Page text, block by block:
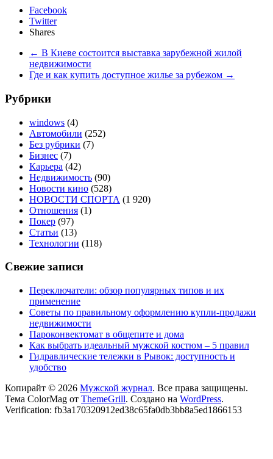
Facebook
Twitter
Shares
← В Киеве состоится выставка зарубежной жилой
недвижимости
Где и как купить доступное жилье за рубежом →
Рубрики
windows (4)
Автомобили (252)
Без рубрики (7)
Бизнес (7)
Карьера (42)
Недвижимость (90)
Новости кино (528)
НОВОСТИ СПОРТА (1 920)
Отношения (1)
Покер (97)
Статьи (13)
Технологии (118)
Свежие записи
Переключатели: обзор популярных типов и их
применение
Советы по правильному оформлению купли-продажи
недвижимости
Пароконвектомат в общепите и дома
Как выбрать идеальный мужской костюм – 5 правил
Гидравлические тележки в Рывок: доступность и
удобство
Копирайт © 2026 Мужской журнал. Все права защищены.
Тема ColorMag от ThemeGrill. Создано на WordPress.
Verification: fb3a170320912ed38c65fa0db3bb8a5ed1866153